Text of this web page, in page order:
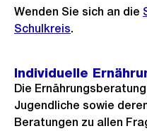
Wenden Sie sich an die
Schulkreis.
Individuelle
Die
Jugendliche sowie
Beratungen zu allen